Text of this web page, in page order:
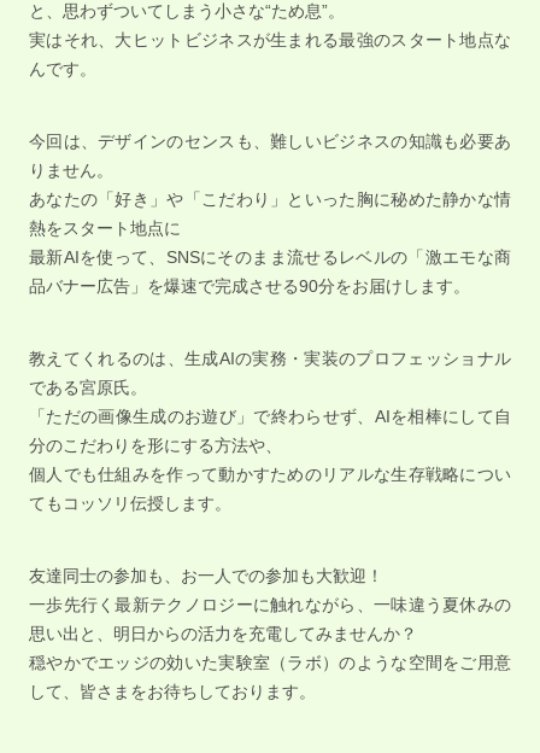
と、思わずついてしまう小さな“ため息”。
実はそれ、大ヒットビジネスが生まれる最強のスタート地点な
んです。
今回は、デザインのセンスも、難しいビジネスの知識も必要あ
りません。
あなたの「好き」や「こだわり」といった胸に秘めた静かな情
熱をスタート地点に
最新AIを使って、SNSにそのまま流せるレベルの「激エモな商
品バナー広告」を爆速で完成させる90分をお届けします。
教えてくれるのは、生成AIの実務・実装のプロフェッショナル
である宮原氏。
「ただの画像生成のお遊び」で終わらせず、AIを相棒にして自
分のこだわりを形にする方法や、
個人でも仕組みを作って動かすためのリアルな生存戦略につい
てもコッソリ伝授します。
友達同士の参加も、お一人での参加も大歓迎！
一歩先行く最新テクノロジーに触れながら、一味違う夏休みの
思い出と、明日からの活力を充電してみませんか？
穏やかでエッジの効いた実験室（ラボ）のような空間をご用意
して、皆さまをお待ちしております。